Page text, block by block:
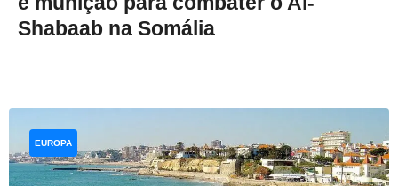
Shabaab na Somália
EUROPA